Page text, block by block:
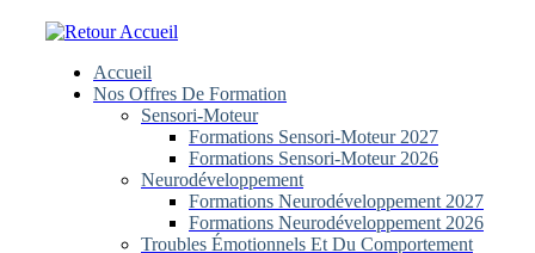
Accueil
Nos Offres De Formation
Sensori-Moteur
Formations Sensori-Moteur 2027
Formations Sensori-Moteur 2026
Neurodéveloppement
Formations Neurodéveloppement 2027
Formations Neurodéveloppement 2026
Troubles Émotionnels Et Du Comportement